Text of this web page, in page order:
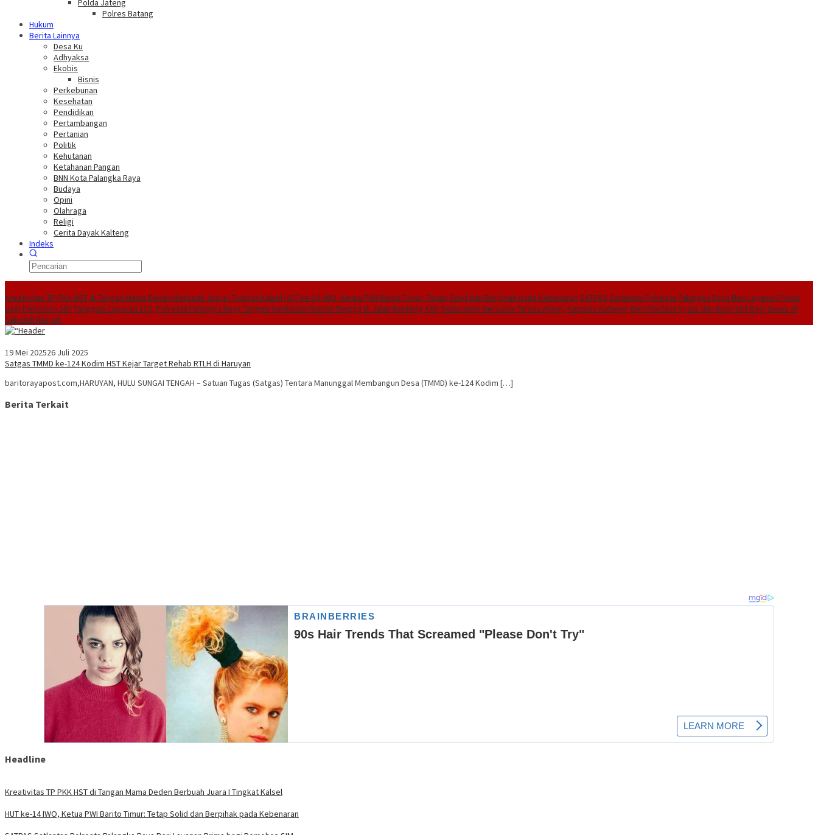
Polda Jateng
Polres Batang
Hukum
Berita Lainnya
Desa Ku
Adhyaksa
Ekobis
Bisnis
Perkebunan
Kesehatan
Pendidikan
Pertambangan
Pertanian
Politik
Kehutanan
Ketahanan Pangan
BNN Kota Palangka Raya
Budaya
Opini
Olahraga
Religi
Cerita Dayak Kalteng
Indeks
Kreativitas TP PKK HST di Tangan Mama Deden Berbuah Juara I Tingkat KalselHUT ke-14 IWO, Ketua PWI Barito Timur: Tetap Solid dan Berpihak pada Kebenaran SATPAS Satlantas Polresta Palangka Raya Beri Layanan Prima
bagi Pemohon SIM Tanggapi Laporan 110, Polresta Palangka Raya Tangani Keributan Rumah Tangga di Jalan Banteng XXIII Silaturahmi Bersama Taruna Akpol, Kapolda Kalteng: Beri Manfaat Nyata dan Inspiratif Bagi Siswa di
Sekolah Rakyat
19 Mei 202526 Juli 2025
Satgas TMMD ke-124 Kodim HST Kejar Target Rehab RTLH di Haruyan
baritorayapost.com,HARUYAN, HULU SUNGAI TENGAH – Satuan Tugas (Satgas) Tentara Manunggal Membangun Desa (TMMD) ke-124 Kodim […]
Berita Terkait
Headline
Kreativitas TP PKK HST di Tangan Mama Deden Berbuah Juara I Tingkat Kalsel
HUT ke-14 IWO, Ketua PWI Barito Timur: Tetap Solid dan Berpihak pada Kebenaran